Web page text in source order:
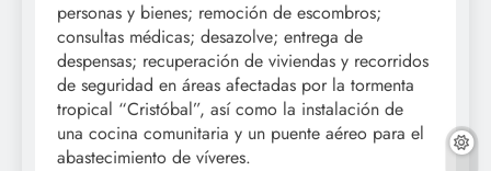
personas y bienes; remoción de escombros;
consultas médicas; desazolve; entrega de
despensas; recuperación de viviendas y recorridos
de seguridad en áreas afectadas por la tormenta
tropical “Cristóbal”, así como la instalación de
una cocina comunitaria y un puente aéreo para el
abastecimiento de víveres.